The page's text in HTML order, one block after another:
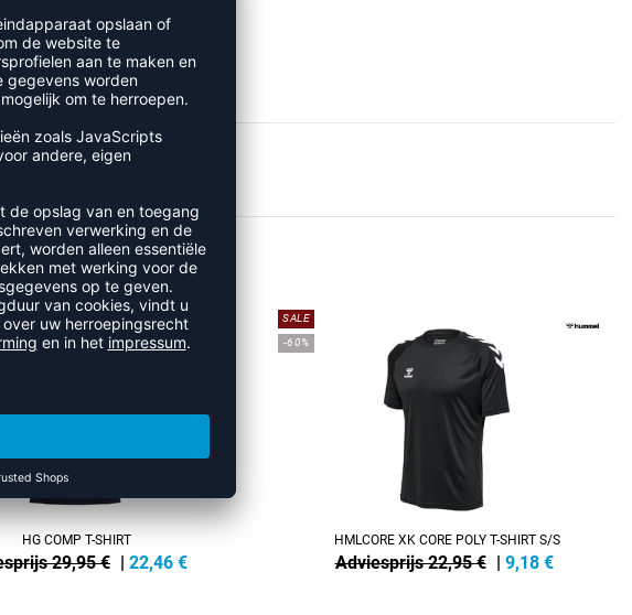
T-SHIRTS
HG COMP T-SHIRT
29,95 € | 22,46 €
SALE
-60%
HMLCORE XK CORE POLY T-SHIRT S/S
Adviesprijs 22,95 € | 9,18 €